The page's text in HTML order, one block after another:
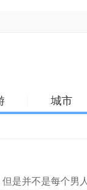
城市
是并不是每个男